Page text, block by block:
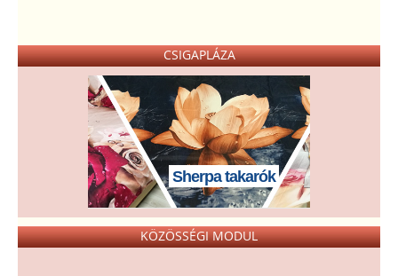
CSIGAPLÁZA
Sherpa takarók
KÖZÖSSÉGI MODUL